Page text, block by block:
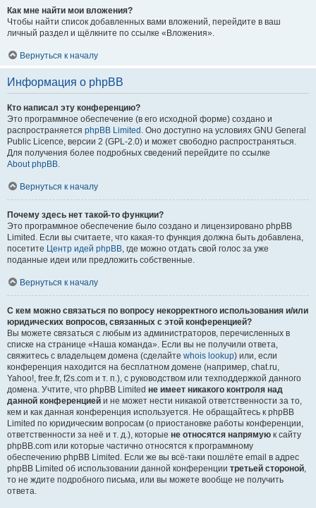
Как мне найти мои вложения?
Чтобы найти список добавленных вами вложений, перейдите в ваш
личный раздел и щёлкните по ссылке «Вложения».
Вернуться к началу
Информация о phpBB
Кто написал эту конференцию?
Это программное обеспечение (в его исходной форме) создано и
распространяется phpBB Limited . Оно доступно на условиях GNU General
Public Licence, версии 2 (GPL-2.0) и может свободно распространяться.
Для получения более подробных сведений перейдите по ссылке
About phpBB.
Вернуться к началу
Почему здесь нет такой-то функции?
Это программное обеспечение было создано и лицензировано phpBB
Limited. Если вы считаете, что какая-то функция должна быть добавлена,
посетите Центр идей phpBB, где можно отдать свой голос за уже
поданные идеи или предложить собственные.
Вернуться к началу
С кем можно связаться по вопросу некорректного использования и/или
юридических вопросов, связанных с этой конференцией?
Вы можете связаться с любым из администраторов, перечисленных в
списке на странице «Наша команда». Если вы не получили ответа,
свяжитесь с владельцем домена (сделайте whois lookup) или, если
конференция находится на бесплатном домене (например, chat.ru,
Yahoo!, free.fr, f2s.com и т. п.), с руководством или техподдержкой данного
домена. Учтите, что phpBB Limited не имеет никакого контроля над
данной конференцией и не может нести никакой ответственности за то,
кем и как данная конференция используется. Не обращайтесь к phpBB
Limited по юридическим вопросам (о приостановке работы конференции,
ответственности за неё и т. д.), которые не относятся напрямую к сайту
phpBB.com или которые частично относятся к программному
обеспечению phpBB Limited. Если же вы всё-таки пошлёте email в адрес
phpBB Limited об использовании данной конференции третьей стороной,
то не ждите подробного письма, или вы можете вообще не получить
ответа.